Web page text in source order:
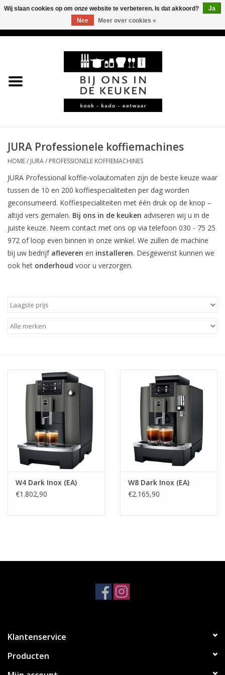
LEKKER
KOFFIE
JURA
*KADO*
Koken & Bakken
BLOG: "jarig!!"
JURA Professionele koffiemachines
HOME/ JURA/ PROFESSIONELE KOFFIEMACHINES
JURA Professional koffie-volautomaten zijn de beste keuze waar
tussen de 10 en 200 koffiespecialiteiten per dag worden
geconsumeerd. Koffiespecialiteiten met één druk op de knop –
altijd vers gemalen. Bij ons in de keuken adviseren wij u in de
juiste keuze. Neem contact met ons op via telefoon 030 - 75 25
972 of loop even binnen in onze winkel. We zullen de machine
bij uw bedrijf afleveren en installeren. Desgewenst kunnen we
ook het onderhoud voor u verzorgen.
W4 Dark Inox (EA)
€1.802,90
W8 Dark Inox (EA)
€2.165,90
Klantenservice
Producten
Wij slaan cookies op om onze website te verbeteren. Is dat akkoord?
Ja
Nee
Meer over cookies »